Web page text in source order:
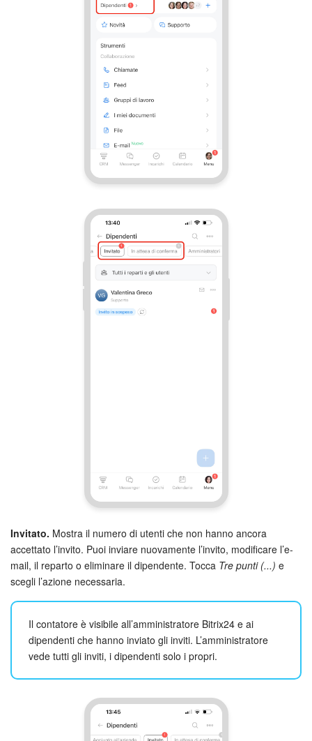
Invitato. Mostra il numero di utenti che non hanno ancora
accettato l’invito. Puoi inviare nuovamente l’invito, modificare l’e-
mail, il reparto o eliminare il dipendente. Tocca Tre punti (...) e
scegli l’azione necessaria.
Il contatore è visibile all’amministratore Bitrix24 e ai
dipendenti che hanno inviato gli inviti. L’amministratore
vede tutti gli inviti, i dipendenti solo i propri.